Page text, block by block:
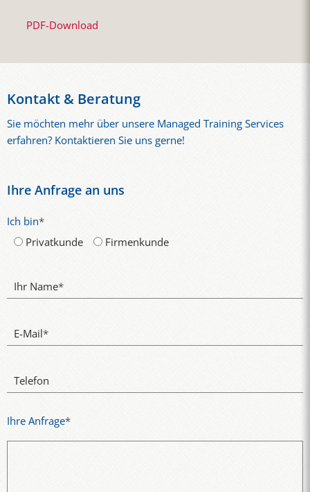
PDF-Download
Kontakt & Beratung
Sie möchten mehr über unsere Managed Training Services
erfahren? Kontaktieren Sie uns gerne!
Ihre Anfrage an uns
Ich bin*
Privatkunde
Firmenkunde
Ihr Name*
E-Mail*
Telefon
Ihre Anfrage*